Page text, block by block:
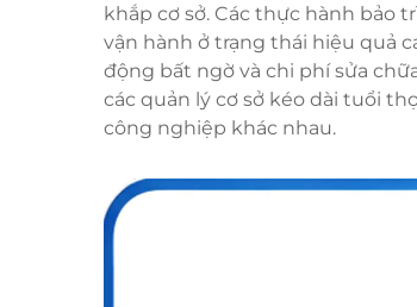
khắp cơ sở. Các thực hành bảo
vận hành ở trạng thái hiệu quả
động bất ngờ và chi phí sửa
các quản lý cơ sở kéo dài tuổi
công nghiệp khác nhau.